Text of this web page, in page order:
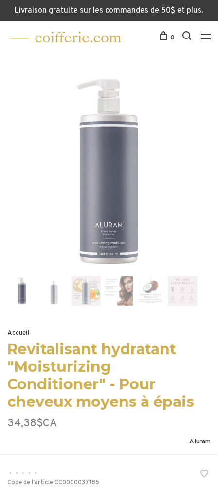
Livraison gratuite sur les commandes de 50$ et plus.
0
Accueil
Revitalisant hydratant
"Moisturizing
Conditioner" - Pour
cheveux moyens à épais
34,38$CA
Aluram
• • • •
•
Code de l'articleCC0000037185